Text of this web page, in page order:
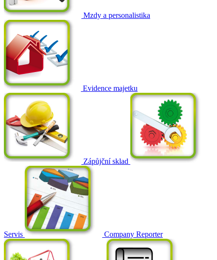
Mzdy a personalistika
Evidence majetku
Zápůjční sklad
Servis Company Reporter